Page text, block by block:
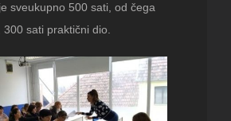
sveukupno 500 sati, od čega
sati praktični dio.